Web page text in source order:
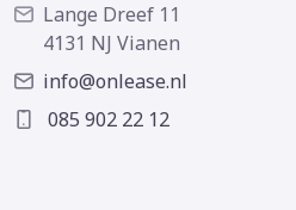
Lange Dreef 11
4131 NJ Vianen
info@onlease.nl
085 902 22 12